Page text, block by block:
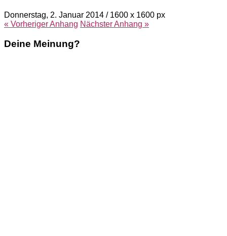
Donnerstag, 2. Januar 2014 / 1600 x 1600 px
« VorherigerAnhang NächsterAnhang »
Deine Meinung?